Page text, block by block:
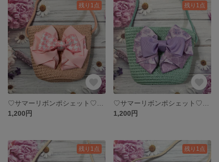
残り1点
1,200円
残り1点
1,200円
残り1点 残り1点